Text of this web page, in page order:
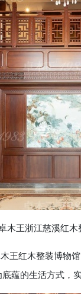
王浙江慈溪红木
红木整装博物
蕴的生活方式，